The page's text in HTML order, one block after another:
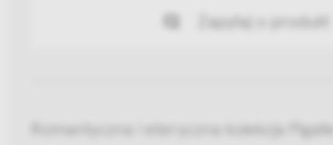
Zapytaj o produkt
Romantyczna i eteryczna kolekcja